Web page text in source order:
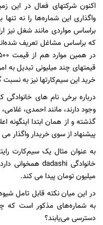
اکنون شرکتهای فعال در این
واگذاری این شماره‌ها را نه
براساس مواردی مانند شغل نیز
که براساس مشاغل تعریف
قیمتهای چند میلیونی تبدیل به
خرید این سیم‌کارتها نیز به
درباره برخی نام های خانوادگی
وجود دارند، مانند احمدی،
گذشته و از همان ابتدا اینگونه
پیشنهاد از سوی خریدار واگذار
به عنوان مثال یک سیم‌کارت
میلیون تومان پیدا می کند.
در این میان نکته قابل تامل
به شماره‌های مذکور است که
دسترسی می‌یابند؟